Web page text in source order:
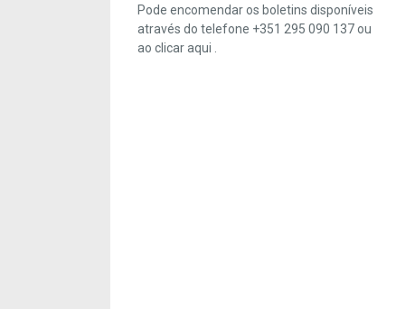
Pode encomendar os boletins disponíveis
através do telefone +351 295 090 137 ou
ao clicaraqui